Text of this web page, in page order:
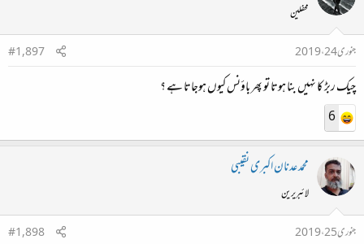
محفلین
جنوری 24، 2019
#1,897
چیک ربڑ کا نہیں بنا ہوتا تو پھر باؤنس کیوں ہوجاتا ہے ؟
6
محمد عدنان اکبری نقیبی
لائبریرین
جنوری 25، 2019
#1,898